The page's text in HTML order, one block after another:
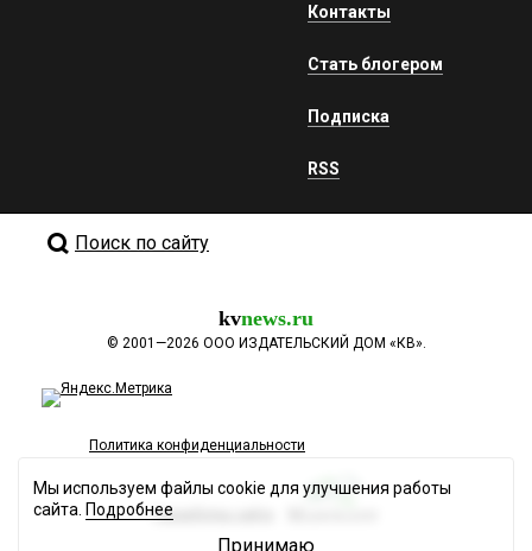
Контакты
Стать блогером
Подписка
RSS
Поиск по сайту
kvnews.ru
© 2001—2026 ООО ИЗДАТЕЛЬСКИЙ ДОМ «КВ».
Политика конфиденциальности
Разработка сайта
Мы используем файлы cookie для улучшения работы
сайта. Подробнее
Принимаю